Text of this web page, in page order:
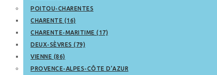
POITOU-CHARENTES
CHARENTE (16)
CHARENTE-MARITIME (17)
DEUX-SÈVRES (79)
VIENNE (86)
PROVENCE-ALPES-CÔTE D’AZUR